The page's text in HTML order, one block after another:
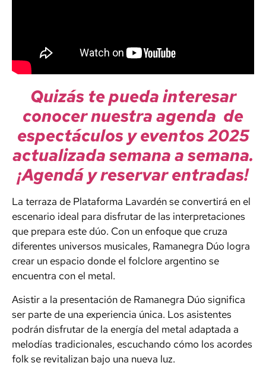
Quizás te pueda interesar
conocer nuestra agenda de
espectáculos y eventos 2025
actualizada semana a semana.
¡Agendá y reservar entradas!
La terraza de Plataforma Lavardén se convertirá en el
escenario ideal para disfrutar de las interpretaciones
que prepara este dúo. Con un enfoque que cruza
diferentes universos musicales, Ramanegra Dúo logra
crear un espacio donde el folclore argentino se
encuentra con el metal.
Asistir a la presentación de Ramanegra Dúo significa
ser parte de una experiencia única. Los asistentes
podrán disfrutar de la energía del metal adaptada a
melodías tradicionales, escuchando cómo los acordes
folk se revitalizan bajo una nueva luz.